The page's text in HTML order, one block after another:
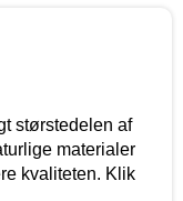
størstedelen af
materialer
kvaliteten. Klik